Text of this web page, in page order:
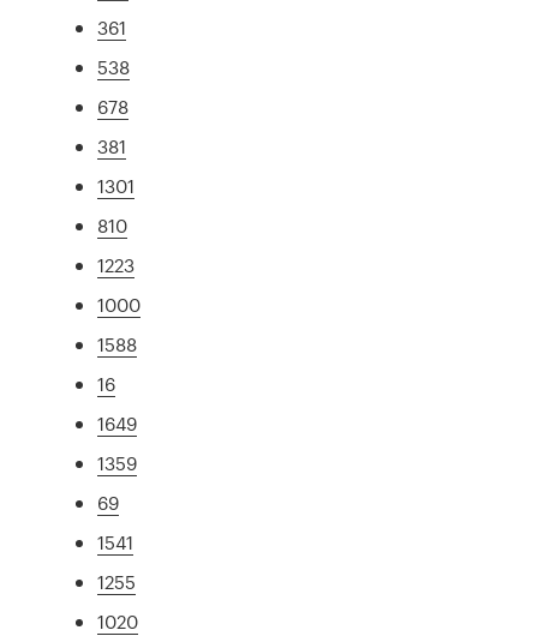
361
538
678
381
1301
810
1223
1000
1588
16
1649
1359
69
1541
1255
1020